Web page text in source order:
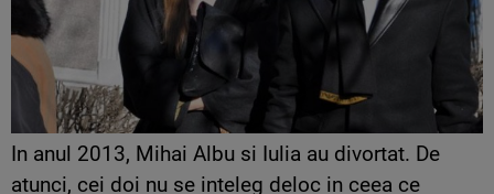
In anul 2013, Mihai Albu si Iulia au divortat. De
atunci, cei doi nu se inteleg deloc in ceea ce